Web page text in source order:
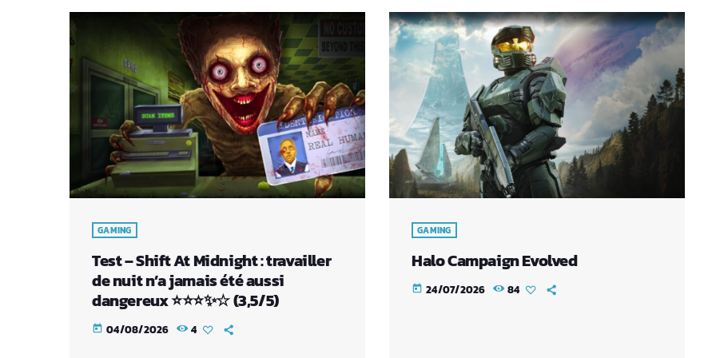
GAMING
Test – Shift At Midnight : travailler
de nuit n’a jamais été aussi
dangereux ⭐⭐⭐✨☆ (3,5/5)
today 04/08/2026 4
GAMING
Halo Campaign Evolved
today 24/07/2026 84